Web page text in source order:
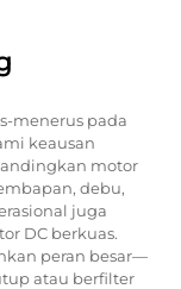
menerus pada
keausan
motor
debu,
juga
DC berkuas.
peran besar—
atau berfilter